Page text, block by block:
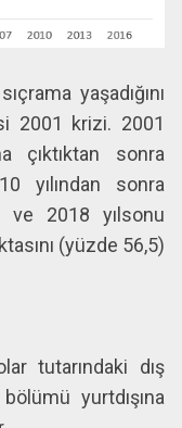
yaşadığını
2001 krizi. 2001
çıktıktan sonra
yılından sonra
ve 2018 yılsonu
(yüzde 56,5)
tutarındaki dış
yurtdışına